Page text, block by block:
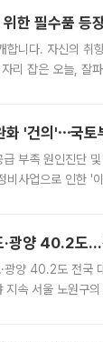
한 필수품 등
합니다. 자신의
리 잡은 오늘, 잘
화 '건의'⋯국
부족 원인진단
사업으로 인한 '
광양 40.2도…
양 40.2도 전국
지속 서울 노원구